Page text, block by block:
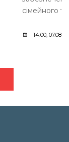
сімейного
14:00,